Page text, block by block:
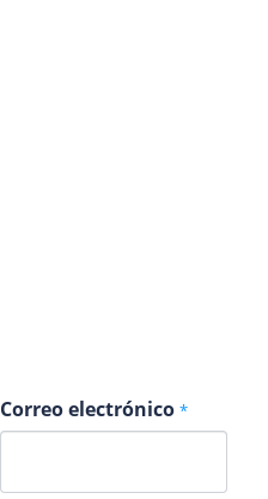
Correo electrónico *